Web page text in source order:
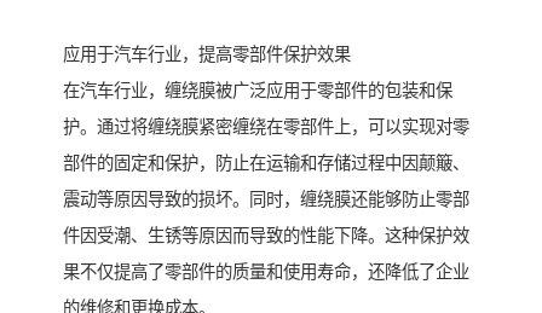
应用于汽车行业，提高零部件保护效果
在汽车行业，缠绕膜被广泛应用于零部件的包装和保
护。通过将缠绕膜紧密缠绕在零部件上，可以实现对零
部件的固定和保护，防止在运输和存储过程中因颠簸、
震动等原因导致的损坏。同时，缠绕膜还能够防止零部
件因受潮、生锈等原因而导致的性能下降。这种保护效
果不仅提高了零部件的质量和使用寿命，还降低了企业
的维修和更换成本。